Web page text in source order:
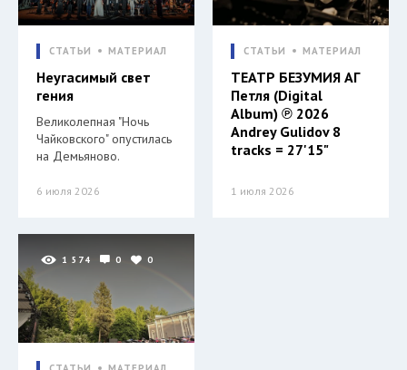
СТАТЬИ МАТЕРИАЛ
Неугасимый свет
гения
Великолепная "Ночь
Чайковского" опустилась
на Демьяново.
6 июля 2026
СТАТЬИ МАТЕРИАЛ
ТЕАТР БЕЗУМИЯ АГ
Петля (Digital
Album) ℗ 2026
Andrey Gulidov 8
tracks = 27'15"
1 июля 2026
1 574 0 0